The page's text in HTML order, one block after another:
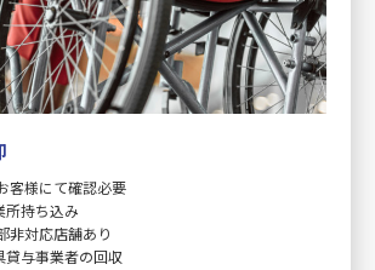
客様にて確認必要
所持ち込み
非対応店舗あり
貸与事業者の回収